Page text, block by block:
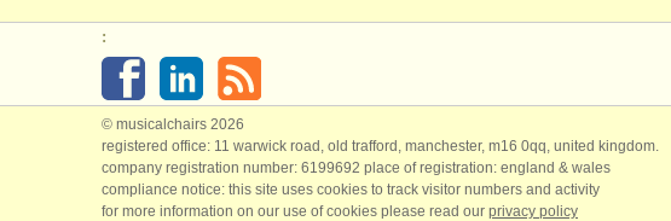
:
© musicalchairs 2026
registered office: 11 warwick road, old trafford, manchester, m16 0qq, united kingdom.
company registration number: ​6199692 place of registration: england & wales
compliance notice: ​this site uses cookies to track visitor numbers and activity
for more information on our use of cookies please read our privacy policy